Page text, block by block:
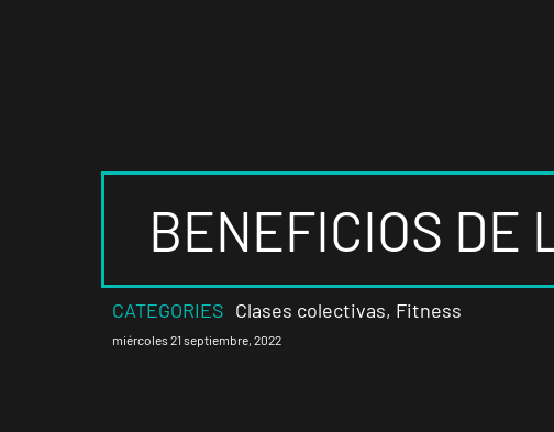
BENEFICIOS DE
CATEGORIES Clases colectivas, Fitness
miércoles 21 septiembre, 2022